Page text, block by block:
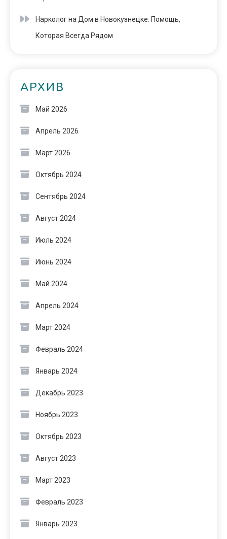
Нарколог на Дом в Новокузнецке: Помощь,
Которая Всегда Рядом
АРХИВ
Май 2026
Апрель 2026
Март 2026
Октябрь 2024
Сентябрь 2024
Август 2024
Июль 2024
Июнь 2024
Май 2024
Апрель 2024
Март 2024
Февраль 2024
Январь 2024
Декабрь 2023
Ноябрь 2023
Октябрь 2023
Август 2023
Март 2023
Февраль 2023
Январь 2023